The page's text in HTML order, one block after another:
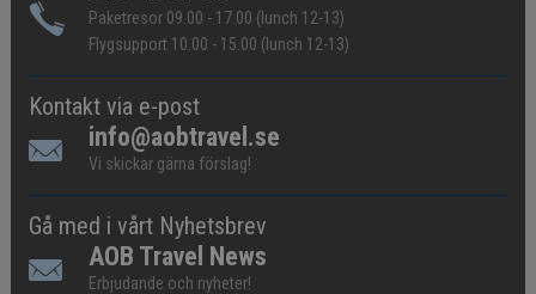
Paketresor 09.00 - 17.00 (lunch 12-13)
Flygsupport 10.00 - 15.00 (lunch 12-13)
Kontakt via e-post
info@aobtravel.se
Vi skickar gärna förslag!
Gå med i vårt Nyhetsbrev
AOB Travel News
Erbjudande och nyheter!